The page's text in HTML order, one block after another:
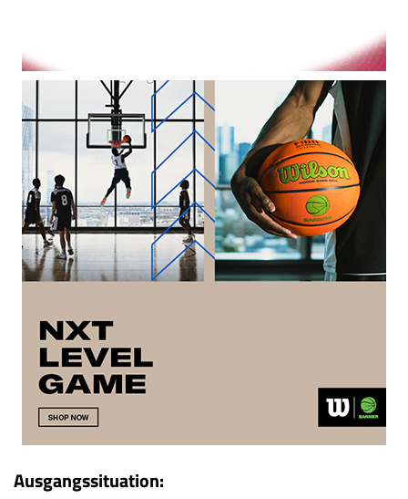
Ausgangssituation: